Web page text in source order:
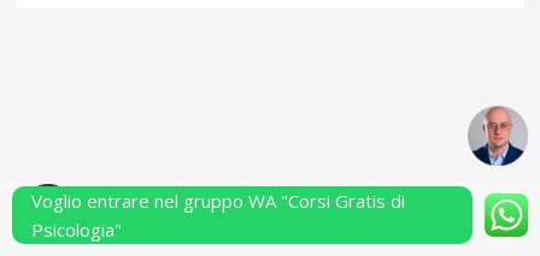
Powered by Performarsi S.a.s.
Voglio entrare nel gruppo WA "Corsi Gratis di
Psicologia"